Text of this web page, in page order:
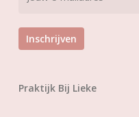
Praktijk Bij Lieke